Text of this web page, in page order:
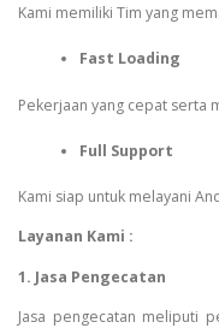
Kami memiliki Tim yang
Fast Loading
Pekerjaan yang cepat serta
Full Support
Kami siap untuk melayani
Layanan Kami :
1. Jasa Pengecatan
Jasa pengecatan meliputi